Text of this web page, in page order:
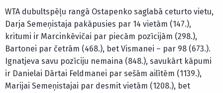
WTA dubultspēļu rangā Ostapenko saglabā ceturto vietu,
Darja Semeņistaja pakāpusies par 14 vietām (147.),
kritumi ir Marcinkēvičai par piecām pozīcijām (298.),
Bartonei par četrām (468.), bet Vismanei – par 98 (673.).
Ignatjeva savu pozīciju nemaina (848.), savukārt kāpumi
ir Danielai Dārtai Feldmanei par sešām ailītēm (1139.),
Marijai Semeņistajai par desmit vietām (1208.), bet